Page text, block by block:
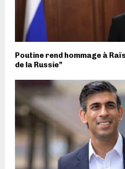
Poutine rend hommage à
de la Russie”